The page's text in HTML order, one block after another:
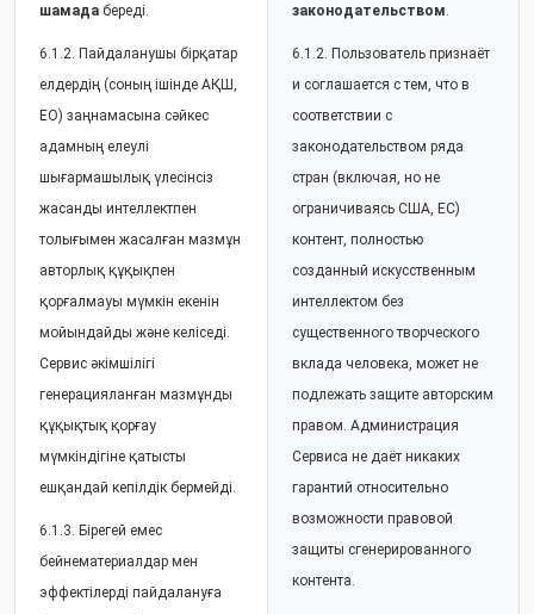
шамада береді.
6.1.2. Пайдаланушы бірқатар
елдердің (соның ішінде АҚШ,
ЕО) заңнамасына сәйкес
адамның елеулі
шығармашылық үлесінсіз
жасанды интеллектпен
толығымен жасалған мазмұн
авторлық құқықпен
қорғалмауы мүмкін екенін
мойындайды және келіседі.
Сервис әкімшілігі
генерацияланған мазмұнды
құқықтық қорғау
мүмкіндігіне қатысты
ешқандай кепілдік бермейді.
6.1.3. Бірегей емес
бейнематериалдар мен
эффектілерді пайдалануға
законодательством.
6.1.2. Пользователь признаёт
и соглашается с тем, что в
соответствии с
законодательством ряда
стран (включая, но не
ограничиваясь США, ЕС)
контент, полностью
созданный искусственным
интеллектом без
существенного творческого
вклада человека, может не
подлежать защите авторским
правом. Администрация
Сервиса не даёт никаких
гарантий относительно
возможности правовой
защиты сгенерированного
контента.